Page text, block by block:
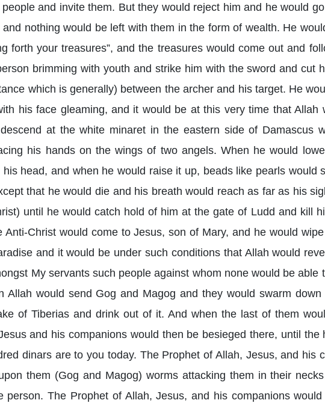
and invite them. But they would reject him and he would
nothing would be left with them in the form of wealth. He
forth your treasures”, and the treasures would come out and
brimming with youth and strike him with the sword and cut
which is generally) between the archer and his target. He
his face gleaming, and it would be at this very time that Allah
at the white minaret in the eastern side of Damascus
his hands on the wings of two angels. When he would
head, and when he would raise it up, beads like pearls would
that he would die and his breath would reach as far as his
until he would catch hold of him at the gate of Ludd and kill
Christ would come to Jesus, son of Mary, and he would
and it would be under such conditions that Allah would
My servants such people against whom none would be able
Allah would send Gog and Magog and they would swarm
of Tiberias and drink out of it. And when the last of them
and his companions would then be besieged there, until the
dinars are to you today. The Prophet of Allah, Jesus, and his
them (Gog and Magog) worms attacking them in their
person. The Prophet of Allah, Jesus, and his companions